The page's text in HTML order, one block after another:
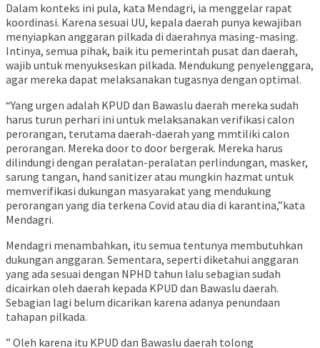
Dalam konteks ini pula, kata Mendagri, ia menggelar rapat
koordinasi. Karena sesuai UU, kepala daerah punya kewajiban
menyiapkan anggaran pilkada di daerahnya masing-masing.
Intinya, semua pihak, baik itu pemerintah pusat dan daerah,
wajib untuk menyukseskan pilkada. Mendukung penyelenggara,
agar mereka dapat melaksanakan tugasnya dengan optimal.
“Yang urgen adalah KPUD dan Bawaslu daerah mereka sudah
harus turun perhari ini untuk melaksanakan verifikasi calon
perorangan, terutama daerah-daerah yang mmtiliki calon
perorangan. Mereka door to door bergerak. Mereka harus
dilindungi dengan peralatan-peralatan perlindungan, masker,
sarung tangan, hand sanitizer atau mungkin hazmat untuk
memverifikasi dukungan masyarakat yang mendukung
perorangan yang dia terkena Covid atau dia di karantina,”kata
Mendagri.
Mendagri menambahkan, itu semua tentunya membutuhkan
dukungan anggaran. Sementara, seperti diketahui anggaran
yang ada sesuai dengan NPHD tahun lalu sebagian sudah
dicairkan oleh daerah kepada KPUD dan Bawaslu daerah.
Sebagian lagi belum dicarikan karena adanya penundaan
tahapan pilkada.
” Oleh karena itu KPUD dan Bawaslu daerah tolong